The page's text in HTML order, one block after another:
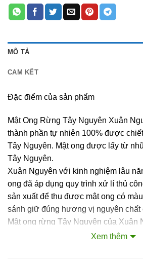
MÔ TẢ
CAM KẾT
Đặc điểm của sản phẩm
Mật Ong Rừng Tây Nguyên Xuân
thành phần tự nhiên 100% được
Tây Nguyên. Mật ong được lấy từ
Tây Nguyên.
Xuân Nguyên với kinh nghiệm lâu
ong đã áp dụng quy trình xử lí thủ
sản xuất để thu được mật ong có
sánh giữ đúng hương vị nguyên chất
Mật ong rừng Tây Nguyên của Xuân
rất tốt cho sức khoẻ của người dùng
Xem thêm